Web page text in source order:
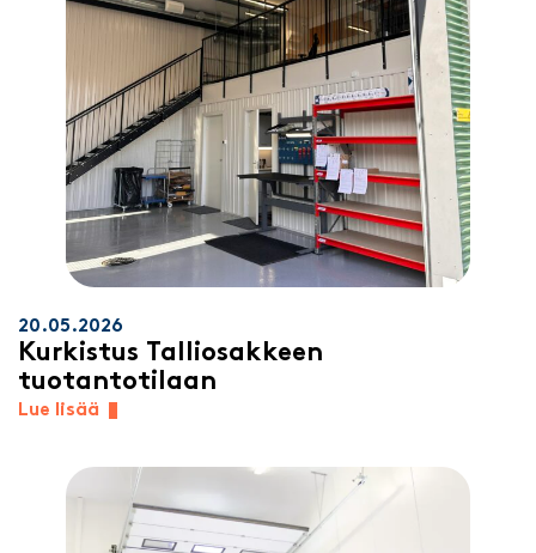
20.05.2026
Kurkistus Talliosakkeen
tuotantotilaan
Lue lisää